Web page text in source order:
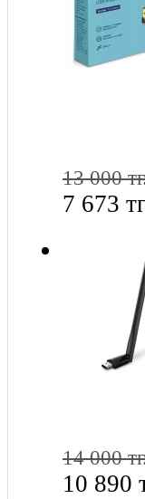
13 000
7 673
14 000
10 890